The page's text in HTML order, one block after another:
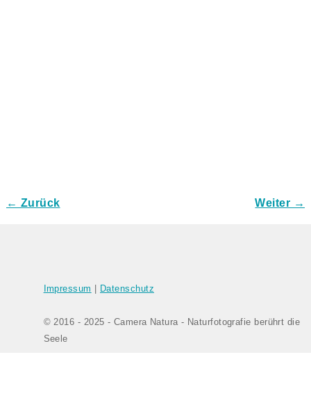
← Zurück Weiter →
Impressum Datenschutz
© 2016 - 2025 - Camera Natura - Naturfotografie berührt die
Seele